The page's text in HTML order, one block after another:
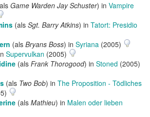
Game Warden Jay Schuster) in Vampire
(als Sgt. Barry Atkins) in Tatort: Presidio
(als Bryans Boss) in Syriana (2005)
Supervulkan (2005)
(als Frank Thorogood) in Stoned (2005)
(als Two Bob) in The Proposition - Tödliches
(als Mathieu) in Malen oder lieben